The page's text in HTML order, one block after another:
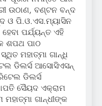
ଉଠାଣ, ବଣ୍ଟନ ବନ୍ଦ
ଓ ପି.ଓ.ଏସ.ମ୍ୟାସିନ
ପର୍ଯ୍ୟନ୍ତ ଏହି
ଶପଥ ପାଠ
ମହାତ୍ମା ଗାନ୍ଧି
ଡିଲର୍ସ ଆସୋସିଏସନ୍
ଡିଲର୍ସ
ସୈୟଦ ଏକ୍ରାମ
ଗାନ୍ଧୀଙ୍କ